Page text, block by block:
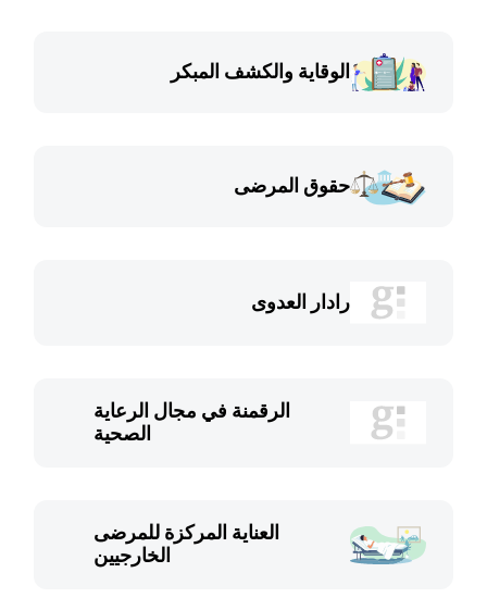
الوقاية والكشف المبكر
حقوق المرضى
رادار العدوى
الرقمنة في مجال الرعاية
الصحية
العناية المركزة للمرضى
الخارجيين